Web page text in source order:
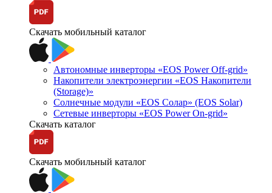
Скачать мобильный каталог
Автономные инверторы «EOS Power Off-grid»
Накопители электроэнергии «EOS Накопители
(Storage)»
Солнечные модули «EOS Солар» (EOS Solar)
Сетевые инверторы «EOS Power On-grid»
Скачать каталог
Скачать мобильный каталог